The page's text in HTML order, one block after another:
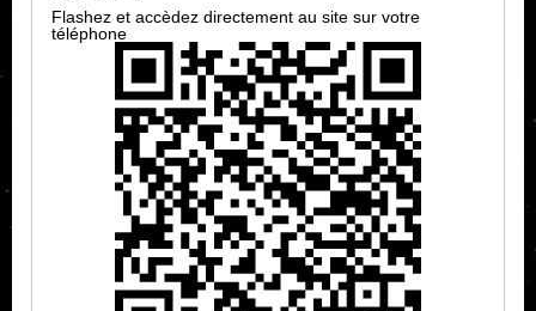
Flashez et accèdez directement au site sur votre
téléphone